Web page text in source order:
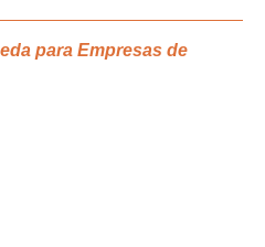
para Empresas de